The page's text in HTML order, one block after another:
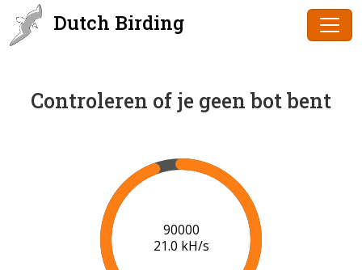
Dutch Birding
Controleren of je geen bot bent
91000
21.1 kH/s